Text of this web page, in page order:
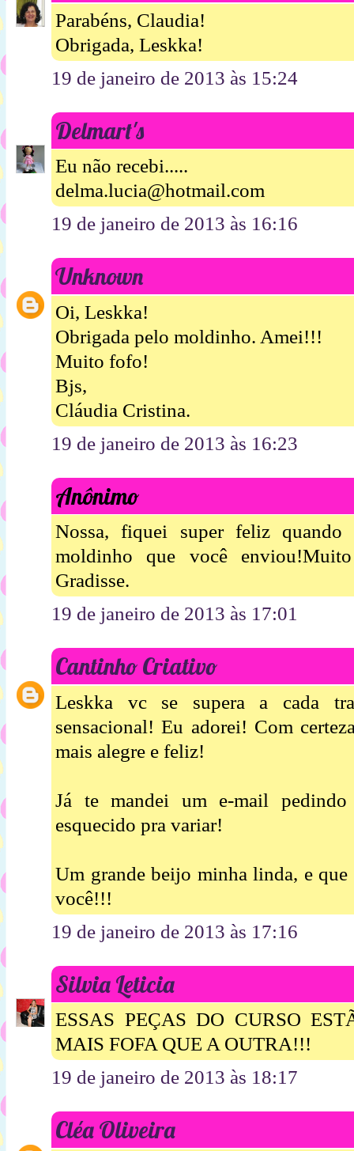
Parabéns, Claudia!
Obrigada, Leskka!
19 de janeiro de 2013 às 15:24
Delmart's
Eu não recebi.....
delma.lucia@hotmail.com
19 de janeiro de 2013 às 16:16
Unknown
Oi, Leskka!
Obrigada pelo moldinho. Amei!!!
Muito fofo!
Bjs,
Cláudia Cristina.
19 de janeiro de 2013 às 16:23
Anônimo
Nossa, fiquei super feliz
moldinho que você
Gradisse.
19 de janeiro de 2013 às 17:01
Cantinho Criativo
Leskka vc se supera a cada
sensacional! Eu adorei! Com
mais alegre e feliz!
Já te mandei um e-mail
esquecido pra variar!
Um grande beijo minha linda, e que
você!!!
19 de janeiro de 2013 às 17:16
Silvia Leticia
ESSAS PEÇAS DO CURSO
MAIS FOFA QUE A OUTRA!!!
19 de janeiro de 2013 às 18:17
Cléa Oliveira